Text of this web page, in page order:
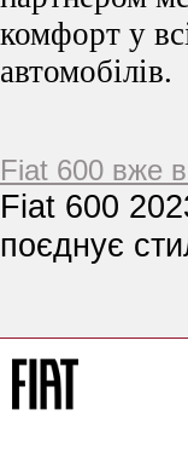
комфорт у
автомобілів.
Fiat 600 вже
Fiat 600
поєднує